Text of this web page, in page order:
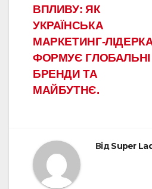
ВПЛИВУ: ЯК
УКРАЇНСЬКА
МАРКЕТИНГ-
ФОРМУЄ ГЛОБАЛЬНІ
БРЕНДИ ТА
МАЙБУТНЄ.
ВідSuper